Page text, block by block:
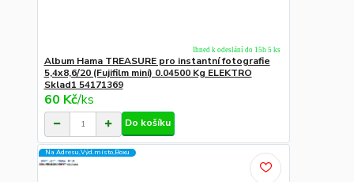
Album Hama TREASURE pro instantní fotografie
5,4x8,6/20 (Fujifilm mini) 0.04500 Kg ELEKTRO
Sklad1 54171369
60 Kč/ks
Ihned k odeslání do 15h 5 ks
Do košíku
Na Adresu,Výd.místo,Boxu